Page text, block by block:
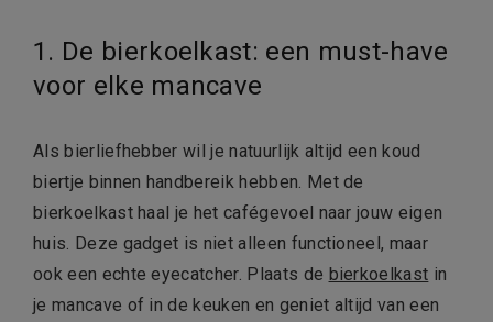
1. De bierkoelkast: een must-have
voor elke mancave
Als bierliefhebber wil je natuurlijk altijd een koud
biertje binnen handbereik hebben. Met de
bierkoelkast haal je het cafégevoel naar jouw eigen
huis. Deze gadget is niet alleen functioneel, maar
ook een echte eyecatcher. Plaats de bierkoelkast in
je mancave of in de keuken en geniet altijd van een